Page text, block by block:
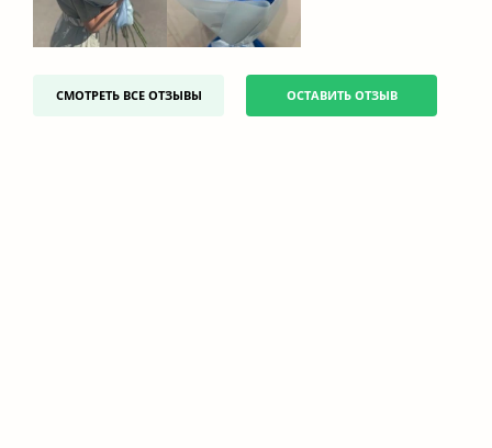
СМОТРЕТЬ ВСЕ ОТЗЫВЫ ОСТАВИТЬ ОТЗЫВ